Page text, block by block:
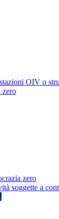
OIV o
zero
zero
soggette a